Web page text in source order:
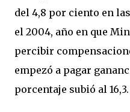
del 4,8 por ciento en
el 2004, año en que
percibir
empezó a pagar
porcentaje subió al 16,3.